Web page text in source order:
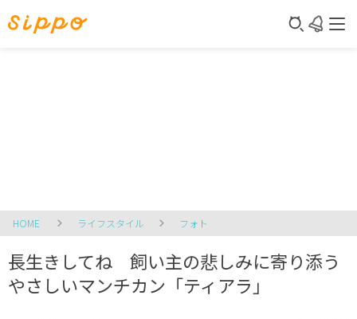
HOME ライフスタイル フォト
長生きしてね 飼い主の悲しみに寄り添う
やさしいマンチカン「ティアラ」